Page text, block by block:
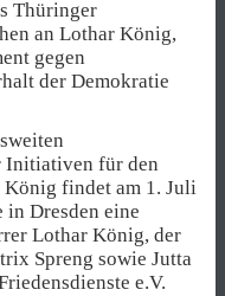
Thüringer
an Lothar König,
gegen
der Demokratie
Initiativen für den
König findet am 1. Juli
Dresden eine
Lothar König, der
Spreng sowie Jutta
e.V.